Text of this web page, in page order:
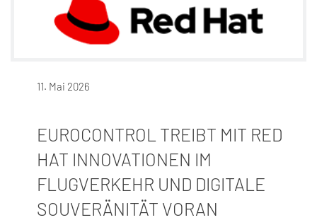
11. Mai 2026
EUROCONTROL TREIBT MIT RED
HAT INNOVATIONEN IM
FLUGVERKEHR UND DIGITALE
SOUVERÄNITÄT VORAN